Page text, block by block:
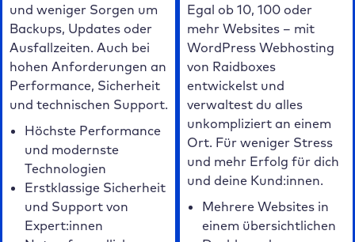
und weniger Sorgen um
Backups, Updates oder
Ausfallzeiten. Auch bei
hohen Anforderungen an
Performance, Sicherheit
und technischen Support.
Höchste Performance
und modernste
Technologien
Erstklassige Sicherheit
und Support von
Expert:innen
Egal ob 10, 100 oder
mehr Websites – mit
WordPress Webhosting
von Raidboxes
entwickelst und
verwaltest du alles
unkompliziert an einem
Ort. Für weniger Stress
und mehr Erfolg für dich
und deine Kund:innen.
Mehrere Websites in
einem übersichtlichen